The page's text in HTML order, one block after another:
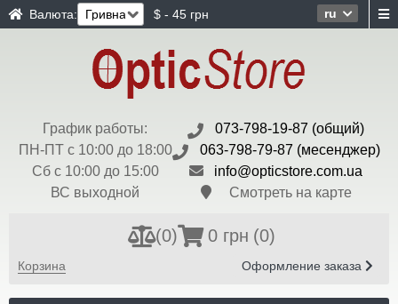
ru
Валюта: $ - 45 грн
График работы:
ПН-ПТ с 10:00 до 18:00
Сб с 10:00 до 15:00
ВС выходной
073-798-19-87 (общий)
063-798-79-87 (месенджер)
info@opticstore.com.ua
Смотреть на карте
(0) 0 грн (0)
Корзина Оформление заказа